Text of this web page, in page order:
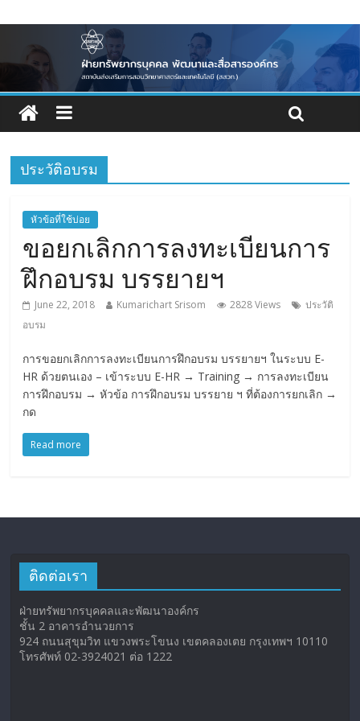
ประวัติอบรม
หัวข้อที่ใช้บ่อย
ขอยกเลิกการลงทะเบียนการ
ฝึกอบรม บรรยายฯ
June 22, 2018 Kumarichart Srisom 2828 Views
ประวัติ
อบรม
การขอยกเลิกการลงทะเบียนการฝึกอบรม บรรยายฯ ในระบบ E-
HR ด้วยตนเอง – เข้าระบบ E-HR → Training → การลงทะเบียน
การฝึกอบรม → หัวข้อ การฝึกอบรม บรรยาย ฯ ที่ต้องการยกเลิก →
กด
Read more
ติดต่อเรา
ฝ่ายทรัพยากรบุคคลและพัฒนาองค์กร
ชั้น 2 อาคารอำนวยการ
924 ถนนสุขุมวิท แขวงพระโขนง เขตคลองเตย กรุงเทพฯ 10110
โทรศัพท์ 02-3924021 ต่อ 1222